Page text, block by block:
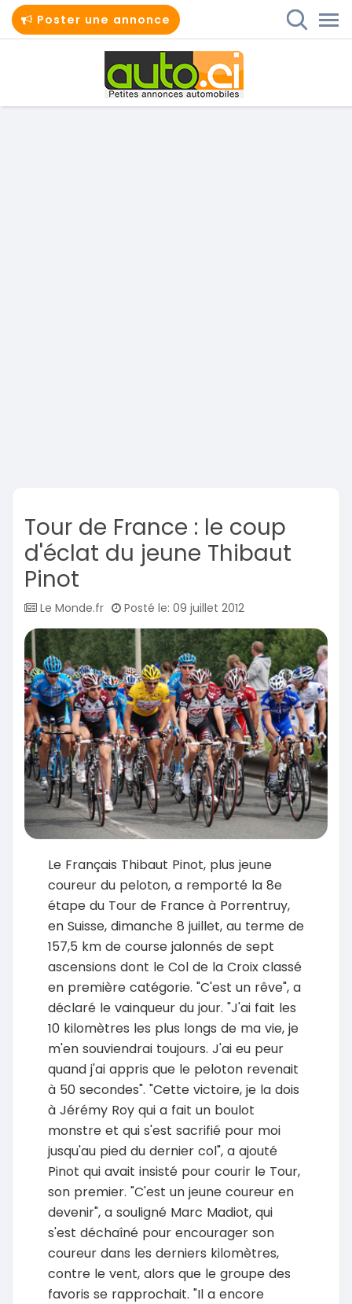
Poster une annonce
Tour de France : le coup
d'éclat du jeune Thibaut
Pinot
Le Monde.fr Posté le: 09 juillet 2012
Le Français Thibaut Pinot, plus jeune
coureur du peloton, a remporté la 8e
étape du Tour de France à Porrentruy,
en Suisse, dimanche 8 juillet, au terme de
157,5 km de course jalonnés de sept
ascensions dont le Col de la Croix classé
en première catégorie. "C'est un rêve", a
déclaré le vainqueur du jour. "J'ai fait les
10 kilomètres les plus longs de ma vie, je
m'en souviendrai toujours. J'ai eu peur
quand j'ai appris que le peloton revenait
à 50 secondes". "Cette victoire, je la dois
à Jérémy Roy qui a fait un boulot
monstre et qui s'est sacrifié pour moi
jusqu'au pied du dernier col", a ajouté
Pinot qui avait insisté pour courir le Tour,
son premier. "C'est un jeune coureur en
devenir", a souligné Marc Madiot, qui
s'est déchaîné pour encourager son
coureur dans les derniers kilomètres,
contre le vent, alors que le groupe des
favoris se rapprochait. "Il a encore